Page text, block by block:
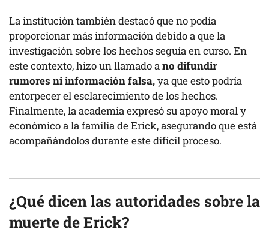
La institución también destacó que no podía
proporcionar más información debido a que la
investigación sobre los hechos seguía en curso. En
este contexto, hizo un llamado a no difundir
rumores ni información falsa,ya que esto podría
entorpecer el esclarecimiento de los hechos.
Finalmente, la academia expresó su apoyo moral y
económico a la familia de Erick, asegurando que está
acompañándolos durante este difícil proceso.
¿Qué dicen las autoridades sobre la
muerte de Erick?